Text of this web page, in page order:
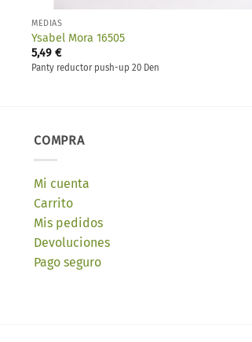
MEDIAS
Ysabel Mora 16505
5,49€
Panty reductor push-up 20 Den
COMPRA
Mi cuenta
Carrito
Mis pedidos
Devoluciones
Pago seguro